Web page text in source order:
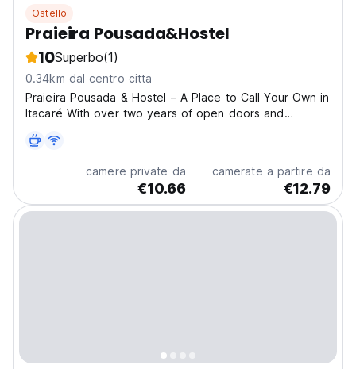
Ostello
Praieira Pousada&Hostel
10Superbo(1)
0.34km dal centro citta
Praieira Pousada & Hostel – A Place to Call Your Own in
Itacaré With over two years of open doors and
Pousada & Hostel is a beloved spot for those seeking
comfort, convenience, and good vibes in Itacaré.
camere private da
€10.66
camerate a partire da
€12.79